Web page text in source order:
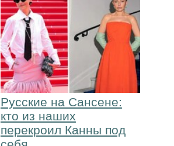
Русские на Сансене:
кто из наших
перекроил Канны под